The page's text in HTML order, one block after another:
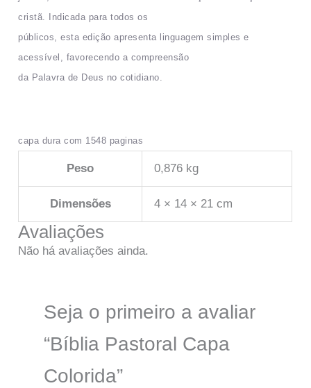
cristã. Indicada para todos os
públicos, esta edição apresenta linguagem simples e
acessível, favorecendo a compreensão
da Palavra de Deus no cotidiano.
capa dura com 1548 paginas
Peso 0,876 kg
Dimensões 4 × 14 × 21 cm
Avaliações
Não há avaliações ainda.
Seja o primeiro a avaliar
“Bíblia Pastoral Capa
Colorida”